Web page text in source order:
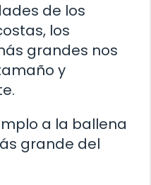
de los
los
grandes nos
y
a la ballena
grande del